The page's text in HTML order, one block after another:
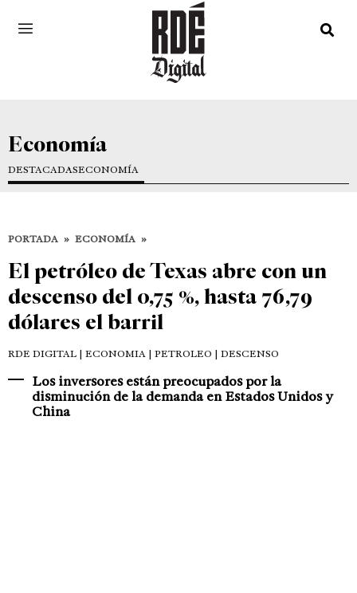
Economía
DESTACADASECONOMÍA
PORTADA » ECONOMÍA »
El petróleo de Texas abre con un
descenso del 0,75 %, hasta 76,79
dólares el barril
RDE DIGITAL | ECONOMIA | PETROLEO | DESCENSO
Los inversores están preocupados por la
disminución de la demanda en Estados Unidos y
China